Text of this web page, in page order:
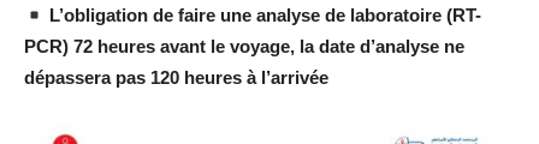
L’obligation de faire une analyse de laboratoire (RT-
PCR) 72 heures avant le voyage, la date d’analyse ne
dépassera pas 120 heures à l’arrivée